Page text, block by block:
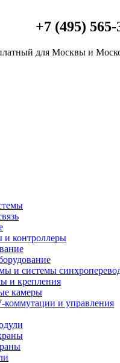
+7 (495) 565-
для Москвы и
и контроллеры
и системы
и крепления
камеры
коммутации и управления